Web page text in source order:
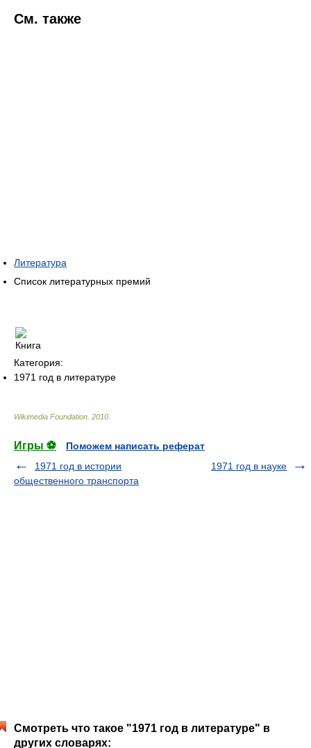
См. также
Литература
Список литературных премий
Категория:
1971 год в литературе
Wikimedia Foundation 2010
Игры ⚽
Поможем написать реферат
1971 год в истории
общественного транспорта
1971 год в науке
Смотреть что такое "1971 год в литературе" в
других словарях: